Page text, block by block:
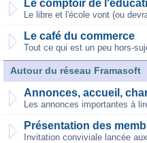
Le comptoir de
Le libre et l'école vont (ou
Le café du commerce
Tout ce qui est un peu hors-
Autour du réseau Framasoft
Annonces, accueil,
Les annonces importantes à
Présentation des
Invitation conviviale lancée